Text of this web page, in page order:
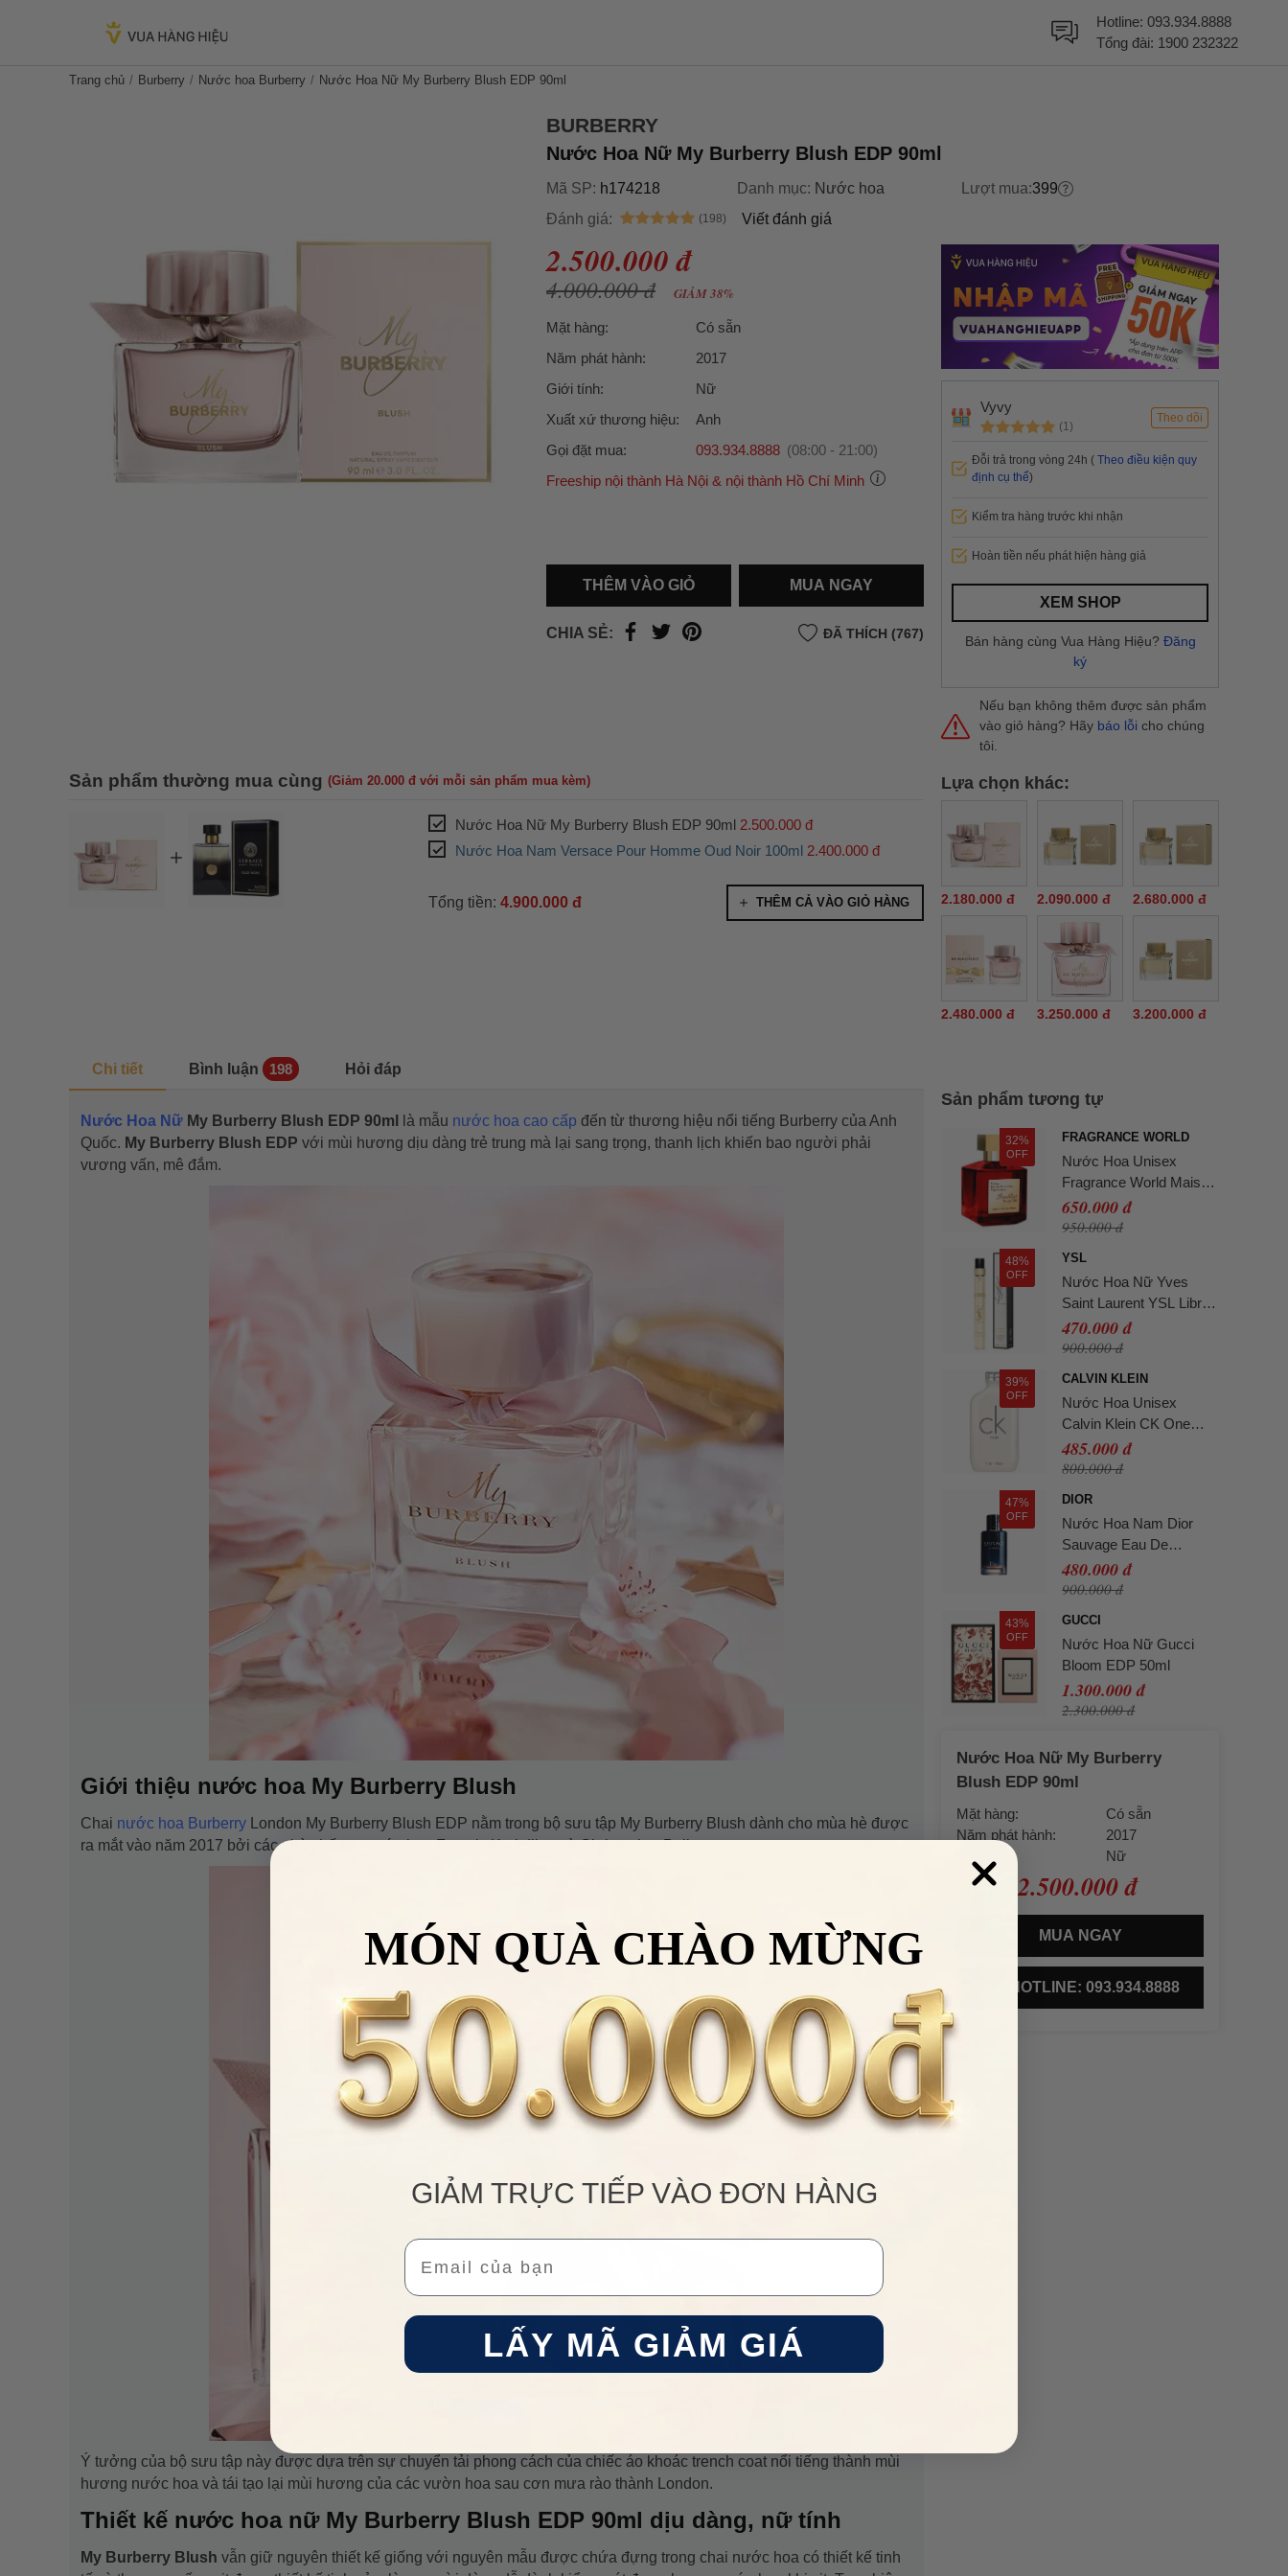
Hotline: 093.934.8888
Tổng đài: 1900 232322
Trang chủ Burberry Nước hoa Burberry Nước Hoa Nữ My Burberry Blush EDP 90ml
BURBERRY
Nước Hoa Nữ My Burberry Blush EDP 90ml
Mã SP: h174218 Danh mục: Nước hoa Lượt mua:399
Đánh giá:
Viết đánh giá
2.500.000 đ
4.000.000 đ GIẢM 38%
Mặt hàng:
Có sẵn
Năm phát hành:
2017
Giới tính:
Nữ
Xuất xứ thương hiệu:
Anh
Gọi đặt mua:
093.934.8888 (08:00 - 21:00)
Freeship nội thành Hà Nội & nội thành Hồ Chí Minh
Hồ Chí Minh).
thành
Hồ Chí Minh, khách hàng muốn giao nhanh
trong ngày hoặc Đơn hàng giao hỏa tốc theo yêu cầu
THÊM VÀO GIỎ MUA NGAY
CHIA SẺ: ĐÃ THÍCH (767)
Sản phẩm thường mua cùng (Giảm 20.000 đ với mỗi sản phẩm mua kèm)
Nước Hoa Nữ My Burberry Blush EDP 90ml 2.500.000 đ
Nước Hoa Nam Versace Pour Homme Oud Noir 100ml 2.400.000 đ
Tổng tiền: 4.900.000 đ THÊM CẢ VÀO GIỎ HÀNG
Lựa chọn khác:
2.180.000 đ 2.090.000 đ 2.680.000 đ
2.480.000 đ 3.250.000 đ 3.200.000 đ
Chi tiết Bình luận 198 Hỏi đáp
Nước Hoa Nữ My Burberry Blush EDP 90ml là mẫu nước hoa cao cấp đến từ thương hiệu nổi tiếng Burberry của Anh
Quốc. My Burberry Blush EDP với mùi hương dịu dàng trẻ trung mà lại sang trọng, thanh lịch khiến bao người phải
vương vấn, mê đắm.
Giới thiệu nước hoa My Burberry Blush
Chai nước hoa Burberry London My Burberry Blush EDP nằm trong bộ sưu tập My Burberry Blush dành cho mùa hè được
ra mắt vào năm 2017 bởi các nhà chế tạo nước hoa Francis Kurkdjian và Christopher Bailey.
Ý tưởng của bộ sưu tập này được dựa trên sự chuyển tải phong cách của chiếc áo khoác trench coat nổi tiếng thành mùi
hương nước hoa và tái tạo lại mùi hương của các vườn hoa sau cơn mưa rào thành London.
Thiết kế nước hoa nữ My Burberry Blush EDP 90ml dịu dàng, nữ tính
My Burberry Blush vẫn giữ nguyên thiết kế giống với nguyên mẫu được chứa đựng trong chai nước hoa có thiết kế tinh
Sản phẩm tương tự
32%
OFF
FRAGRANCE WORLD
Nước Hoa Unisex
Fragrance World Maison
Vaporisateur Barakkat
Rouge 540 Extrait De
650.000 đ
950.000 đ
48%
OFF
YSL
Nước Hoa Nữ Yves
Saint Laurent YSL Libre
EDP 10ml
470.000 đ
900.000 đ
39%
OFF
CALVIN KLEIN
Nước Hoa Unisex
Calvin Klein CK One
EDT 100ml
485.000 đ
800.000 đ
47%
OFF
DIOR
Nước Hoa Nam Dior
Sauvage Eau De
Parfum 10ml (Full Box)
480.000 đ
900.000 đ
43%
OFF
GUCCI
Nước Hoa Nữ Gucci
Bloom EDP 50ml
1.300.000 đ
2.300.000 đ
Nước Hoa Nữ My Burberry
Blush EDP 90ml
Mặt hàng:
Có sẵn
Năm phát hành:
2017
Giới tính:
Nữ
Giá bán: 2.500.000 đ
MUA NGAY
HOTLINE: 093.934.8888
Vyvy
(1)
Theo dõi
Đỗi trả trong vòng 24h ( Theo điều kiện quy
định cụ thể)
Kiểm tra hàng trước khi nhận
Hoàn tiền nếu phát hiện hàng giả
XEM SHOP
Bán hàng cùng Vua Hàng Hiệu? Đăng
ký
Nếu bạn không thêm được sản phẩm
vào giỏ hàng? Hãy báo lỗi cho chúng
tôi.
MÓN QUÀ CHÀO MỪNG
GIẢM TRỰC TIẾP VÀO ĐƠN HÀNG
Email
LẤY MÃ GIẢM GIÁ